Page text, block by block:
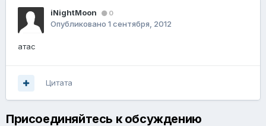
iNightMoon 0
Опубликовано 1 сентября, 2012
атас
Цитата
Присоединяйтесь к обсуждению